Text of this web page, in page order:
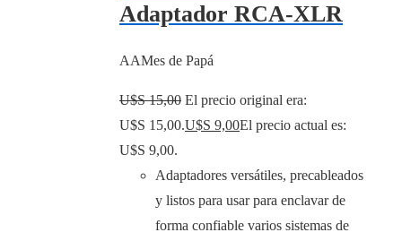
Adaptador RCA-XLR
AAMes de Papá
U$S15,00 El precio original era:
U$S 15,00.U$S 9,00El precio actual es:
U$S 9,00.
Adaptadores versátiles, precableados
y listos para usar para enclavar de
forma confiable varios sistemas de